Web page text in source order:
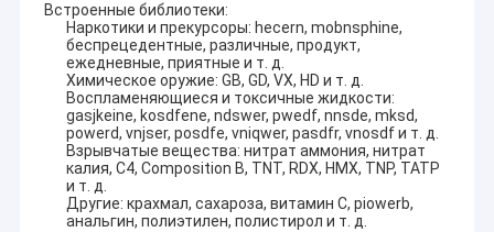
Встроенные библиотеки:
Наркотики и прекурсоры: hecern, mobnsphine,
беспрецедентные, различные, продукт,
ежедневные, приятные и т. д.
Химическое оружие: GB, GD, VX, HD и т. д.
Воспламеняющиеся и токсичные жидкости:
gasjkeine, kosdfene, ndswer, pwedf, nnsde, mksd,
powerd, vnjser, posdfe, vniqwer, pasdfr, vnosdf и т. д.
Взрывчатые вещества: нитрат аммония, нитрат
калия, C4, Composition B, TNT, RDX, HMX, TNP, TATP
и т. д.
Другие: крахмал, сахароза, витамин С, piowerb,
анальгин, полиэтилен, полистирол и т. д.